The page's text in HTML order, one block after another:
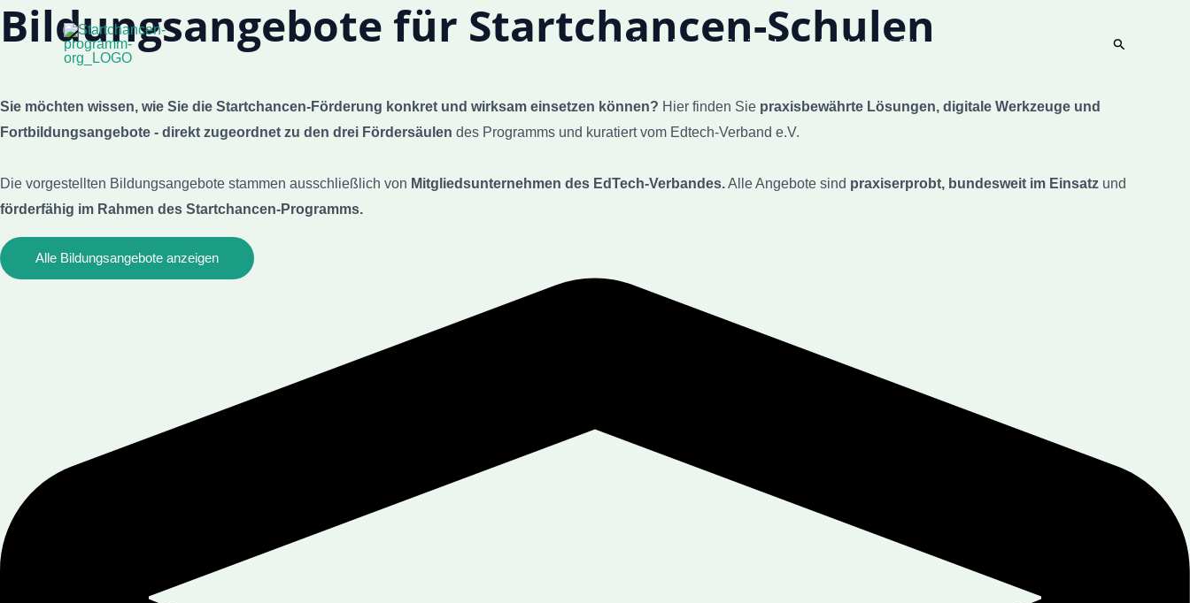
Zum
Inhalt
Startseite Blog Sozialindex Angebote Säule I Suchen
Bildungsangebote für Startchancen-Schulen
Sie möchten wissen, wie Sie die Startchancen-Förderung konkret und wirksam einsetzen können? Hier finden Sie praxisbewährte Lösungen, digitale Werkzeuge und
Fortbildungsangebote - direkt zugeordnet zu den drei Fördersäulen des Programms und kuratiert vom Edtech-Verband e.V.
Die vorgestellten Bildungsangebote stammen ausschließlich von Mitgliedsunternehmen des EdTech-Verbandes.Alle Angebote sind praxiserprobt, bundesweit im Einsatz und
förderfähig im Rahmen des Startchancen-Programms.
Alle Bildungsangebote anzeigen